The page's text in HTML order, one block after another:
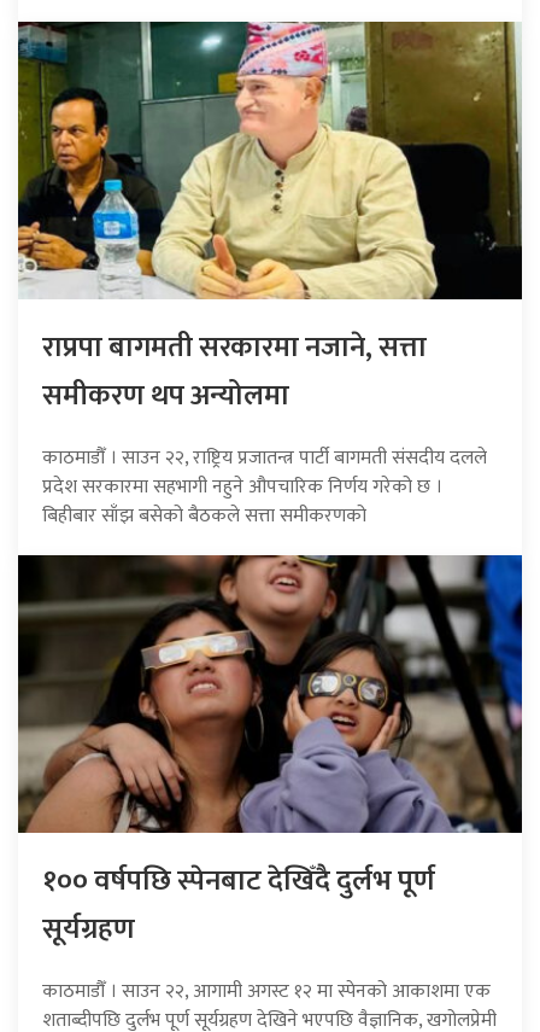
राप्रपा बागमती सरकारमा नजाने, सत्ता
समीकरण थप अन्योलमा
काठमाडौँ । साउन २२, राष्ट्रिय प्रजातन्त्र पार्टी बागमती संसदीय दलले
प्रदेश सरकारमा सहभागी नहुने औपचारिक निर्णय गरेको छ ।
बिहीबार साँझ बसेको बैठकले सत्ता समीकरणको
१०० वर्षपछि स्पेनबाट देखिँदै दुर्लभ पूर्ण
सूर्यग्रहण
काठमाडौँ । साउन २२, आगामी अगस्ट १२ मा स्पेनको आकाशमा एक
शताब्दीपछि दुर्लभ पूर्ण सूर्यग्रहण देखिने भएपछि वैज्ञानिक, खगोलप्रेमी